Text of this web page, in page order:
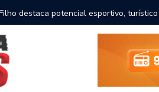
destaca potencial esportivo,
de Maceió